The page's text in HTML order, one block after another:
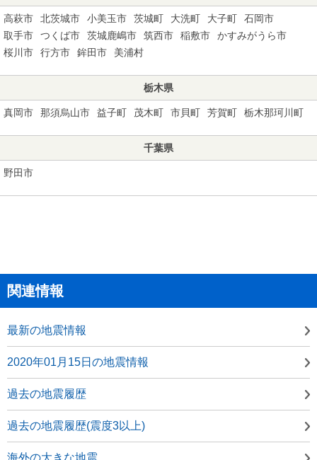
高萩市 北茨城市 小美玉市 茨城町 大洗町 大子町
石岡市
取手市
つくば市 茨城鹿嶋市 筑西市 稲敷市
かすみがうら市
桜川市
行方市 鉾田市 美浦村
栃木県
真岡市 那須烏山市 益子町 茂木町 市貝町 芳賀町 栃木那珂川町
千葉県
野田市
関連情報
最新の地震情報
2020年01月15日の地震情報
過去の地震履歴
過去の地震履歴(震度3以上)
海外の大きな地震